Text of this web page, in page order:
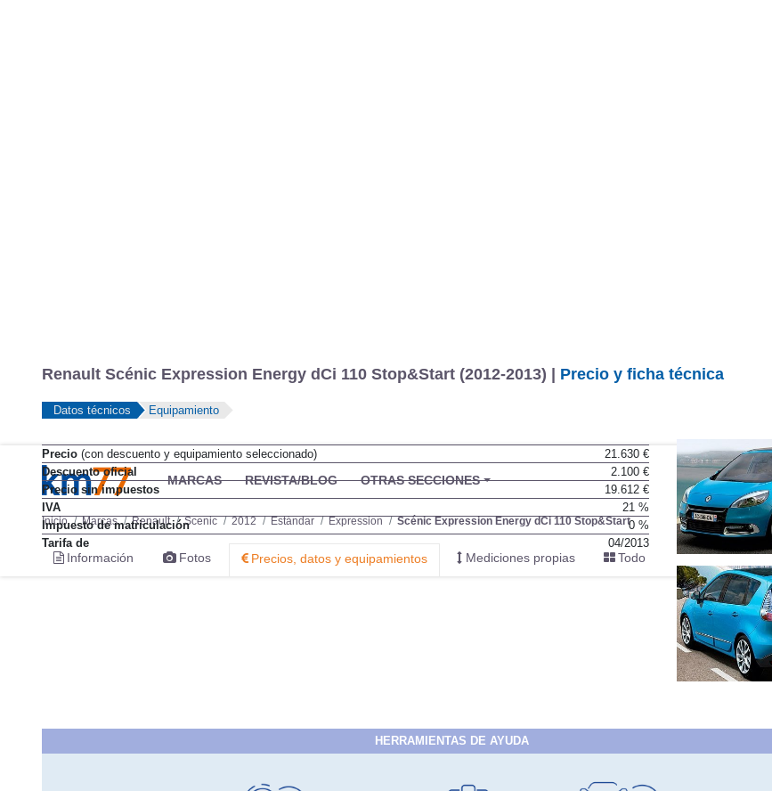
MARCAS REVISTA/BLOG OTRAS SECCIONES
Inicio Marcas Renault Scenic 2012 Estándar Expression Scénic Expression Energy dCi 110 Stop&Start
Información Fotos Precios, datos y equipamientos Mediciones propias Todo
Renault Scénic Expression Energy dCi 110 Stop&Start (2012-2013) | Precio y ficha técnica
Datos técnicos Equipamiento
Precio (con descuento y equipamiento seleccionado)
21.630 €
Descuento oficial
2.100 €
Precio sin impuestos
19.612 €
IVA
21 %
Impuesto de matriculación
0 %
Tarifa de
04/2013
HERRAMIENTAS DE AYUDA